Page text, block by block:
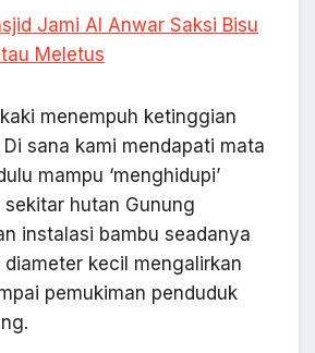
Jami Al Anwar Saksi Bisu
Meletus
menempuh ketinggian
sana kami mendapati mata
mampu ‘menghidupi’
hutan Gunung
instalasi bambu seadanya
kecil mengalirkan
pemukiman penduduk